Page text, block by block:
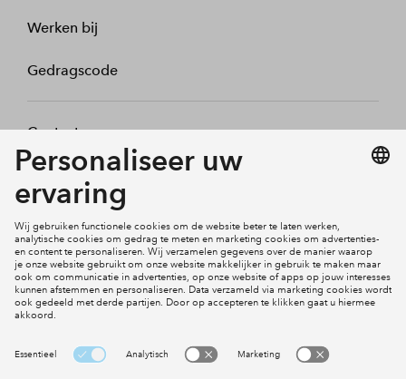
Werken bij
Gedragscode
Contact
Mijn profiel
Social Media